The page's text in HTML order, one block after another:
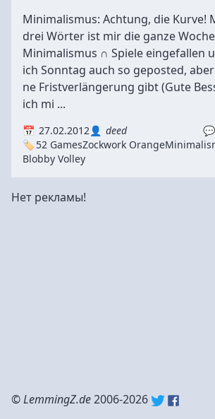
Minimalismus: Achtung, die Kurve!
drei Wörter ist mir die ganze
Minimalismus ∩ Spiele eingefallen
ich Sonntag auch so geposted,
ne Fristverlängerung gibt (Gute
ich mi ...
27.02.2012 deed
52 GamesZockwork Orange
Blobby Volley
Нет рекламы!
©LemmingZ.de2006-2026